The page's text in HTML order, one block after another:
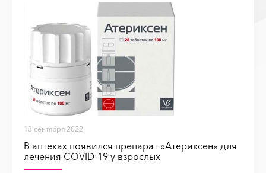
13 сентября 2022
В аптеках появился препарат «Атериксен» для
лечения COVID-19 у взрослых